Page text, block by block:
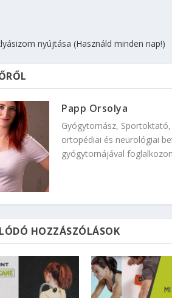
nyújtása (Használd minden nap!)
Papp Orsolya
Gyógytornász,
ortopédiai és neurológiai
gyógytornájával
HOZZÁSZÓLÁSOK